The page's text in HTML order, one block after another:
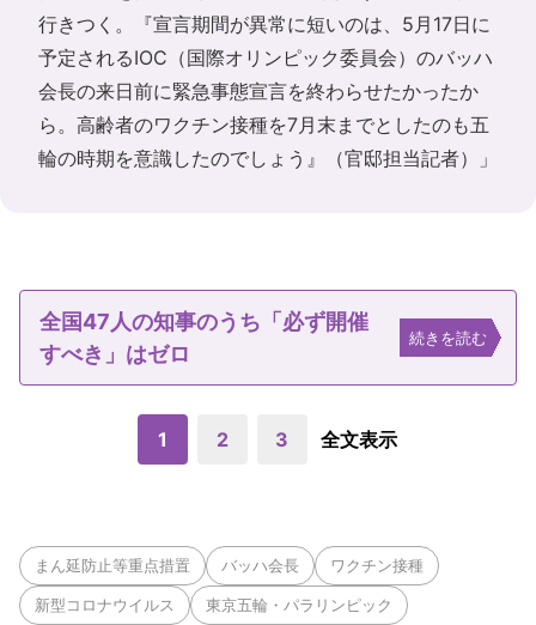
行きつく。『宣言期間が異常に短いのは、5月17日に
予定されるIOC（国際オリンピック委員会）のバッハ
会長の来日前に緊急事態宣言を終わらせたかったか
ら。高齢者のワクチン接種を7月末までとしたのも五
輪の時期を意識したのでしょう』（官邸担当記者）」
全国47人の知事のうち「必ず開催
すべき」はゼロ
続きを読む
1 2 3 全文表示
まん延防止等重点措置 バッハ会長 ワクチン接種
新型コロナウイルス 東京五輪・パラリンピック